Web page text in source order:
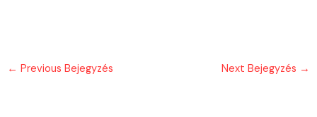
← Previous Bejegyzés Next Bejegyzés →